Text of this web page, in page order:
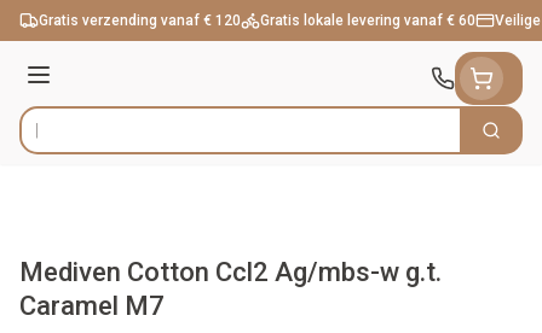
Ga naar de inhoud
Gratis verzending vanaf € 120 Gratis lokale levering vanaf € 60
Menu
Product, merk, categorie... Zoek
Mediven Cotton Ccl2 Ag/mbs-w g.t.
Caramel M7